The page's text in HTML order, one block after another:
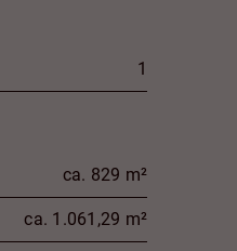
1
ca. 829 m²
ca. 1.061,29 m²